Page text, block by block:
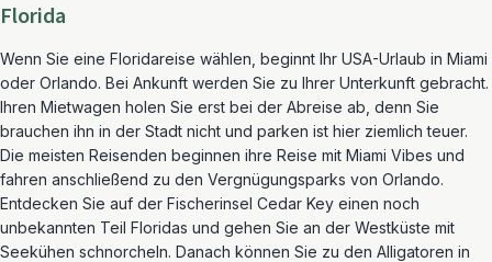
Florida
Wenn Sie eine Floridareise wählen, beginnt Ihr USA-Urlaub in Miami
oder Orlando. Bei Ankunft werden Sie zu Ihrer Unterkunft gebracht.
Ihren Mietwagen holen Sie erst bei der Abreise ab, denn Sie
brauchen ihn in der Stadt nicht und parken ist hier ziemlich teuer.
Die meisten Reisenden beginnen ihre Reise mit Miami Vibes und
fahren anschließend zu den Vergnügungsparks von Orlando.
Entdecken Sie auf der Fischerinsel Cedar Key einen noch
unbekannten Teil Floridas und gehen Sie an der Westküste mit
Seekühen schnorcheln. Danach können Sie zu den Alligatoren in